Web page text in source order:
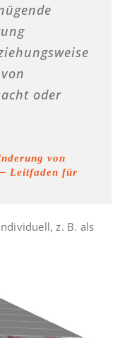
oder
von
Leitfaden für
z. B. als